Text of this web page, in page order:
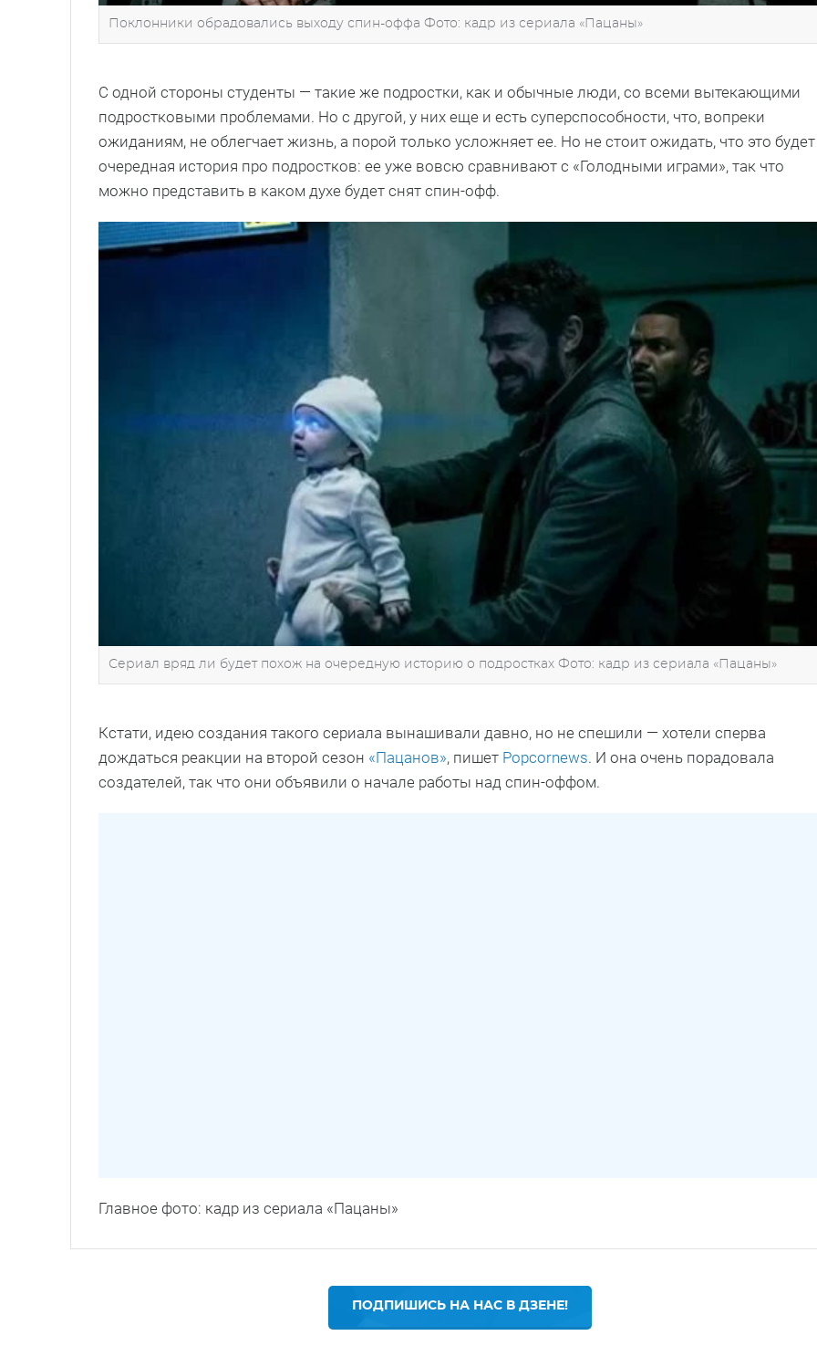
Поклонники обрадовались выходу спин-оффа Фото: кадр из сериала «Пацаны»
С одной стороны студенты — такие же подростки, как и обычные люди, со всеми вытекающими
подростковыми проблемами. Но с другой, у них еще и есть суперспособности, что, вопреки
ожиданиям, не облегчает жизнь, а порой только усложняет ее. Но не стоит ожидать, что это будет
очередная история про подростков: ее уже вовсю сравнивают с «Голодными играми», так что
можно представить в каком духе будет снят спин-офф.
Сериал вряд ли будет похож на очередную историю о подростках Фото: кадр из сериала «Пацаны»
Кстати, идею создания такого сериала вынашивали давно, но не спешили — хотели сперва
дождаться реакции на второй сезон «Пацанов», пишет Popcornews. И она очень порадовала
создателей, так что они объявили о начале работы над спин-оффом.
Главное фото: кадр из сериала «Пацаны»
ПОДПИШИСЬ НА НАС В ДЗЕНЕ!